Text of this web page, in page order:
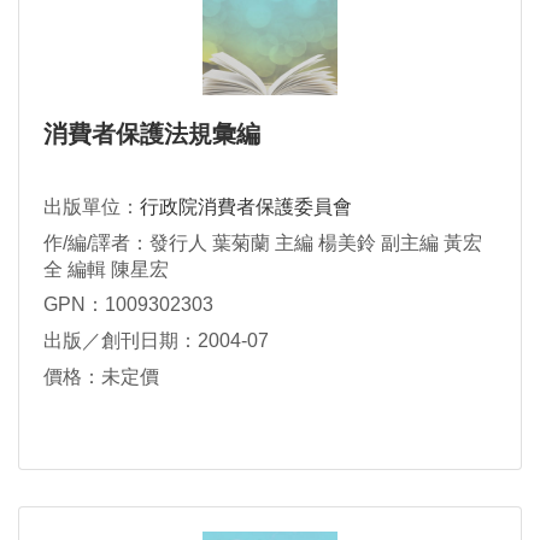
消費者保護法規彙編
出版單位： 行政院消費者保護委員會
作/編/譯者：發行人 葉菊蘭 主編 楊美鈴 副主編 黃宏
全 編輯 陳星宏
GPN：1009302303
出版／創刊日期：2004-07
價格：未定價